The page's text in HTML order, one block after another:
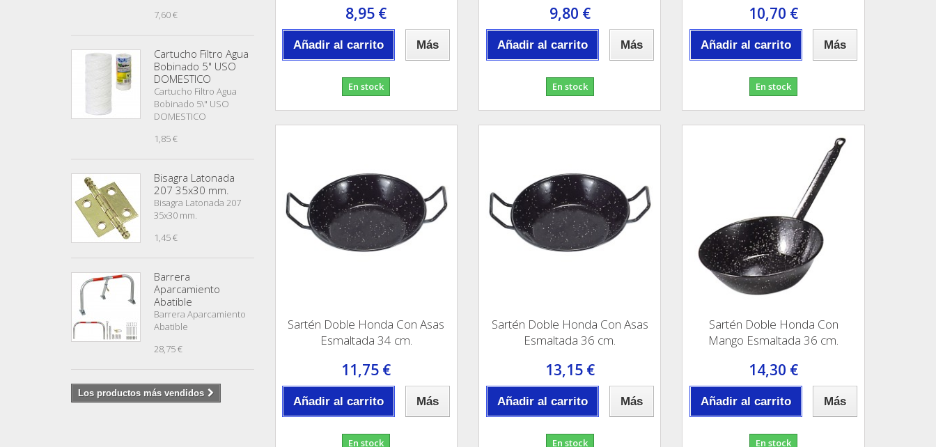
7,60 €
Cartucho Filtro Agua
Bobinado 5" USO
DOMESTICO
Cartucho Filtro Agua
Bobinado 5\" USO
DOMESTICO
1,85 €
Bisagra Latonada
207 35x30 mm.
Bisagra Latonada 207
35x30 mm.
1,45 €
Barrera
Aparcamiento
Abatible
Barrera Aparcamiento
Abatible
28,75 €
Los productos más vendidos
8,95 €
Añadir al carrito Más
En stock
9,80 €
Añadir al carrito Más
En stock
10,70 €
Añadir al carrito Más
En stock
Sartén Doble Honda Con Asas
Esmaltada 34 cm.
11,75 €
Añadir al carrito Más
En stock
Sartén Doble Honda Con Asas
Esmaltada 36 cm.
13,15 €
Añadir al carrito Más
En stock
Sartén Doble Honda Con
Mango Esmaltada 36 cm.
14,30 €
Añadir al carrito Más
En stock